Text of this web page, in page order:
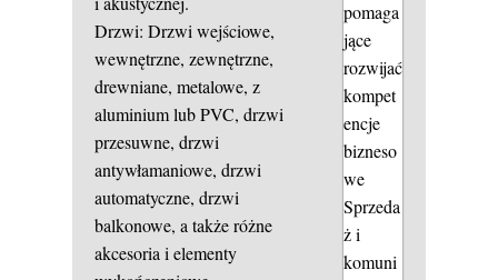
Drzwi: Drzwi wejściowe,
wewnętrzne, zewnętrzne,
drewniane, metalowe, z
aluminium lub PVC, drzwi
przesuwne, drzwi
antywłamaniowe, drzwi
automatyczne, drzwi
balkonowe, a także różne
akcesoria i elementy
pomaga
jące
rozwijać
kompet
encje
bizneso
we
Sprzeda
ż i
komuni